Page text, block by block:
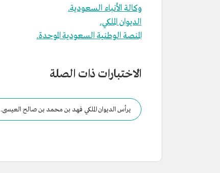
وكالة الأنباء السعودية.
الديوان الملكي.
المنصة الوطنية السعودية الموحدة.
الاختبارات ذات الصلة
يرأس الديوان الملكي فهد بن محمد بن صالح العيسى.